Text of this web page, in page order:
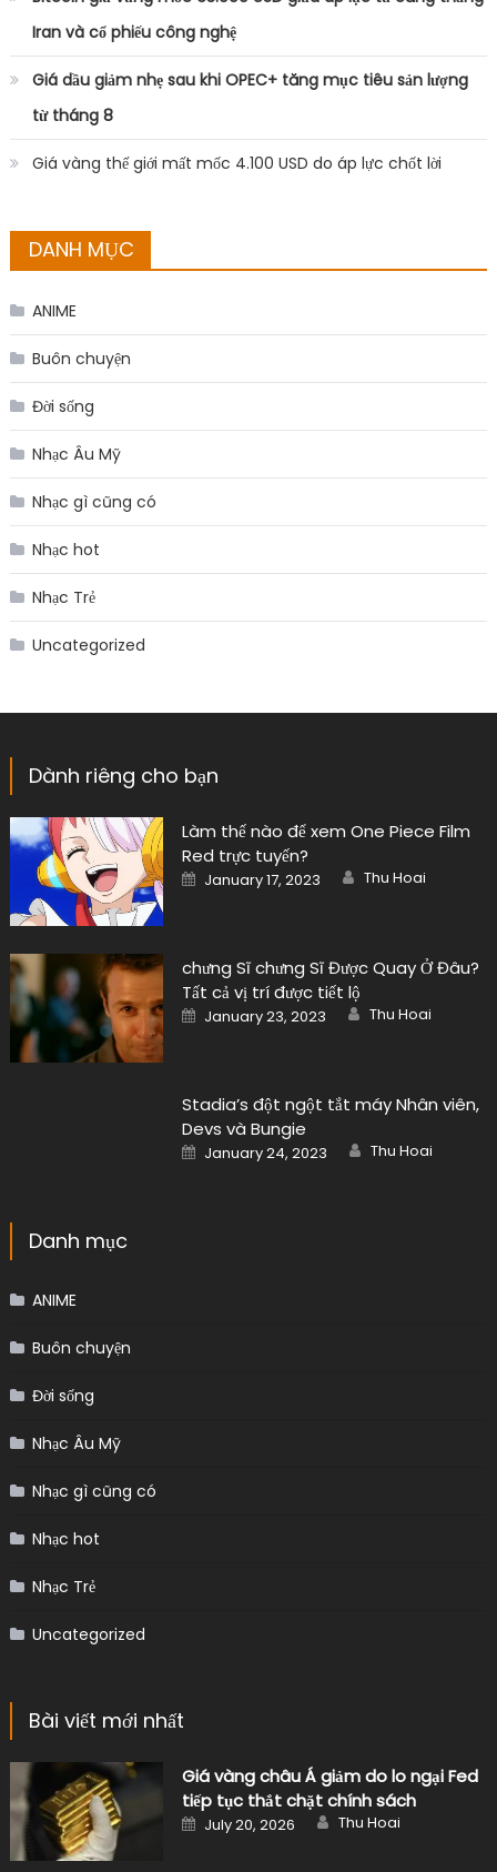
Iran và cổ phiếu công nghệ
Giá dầu giảm nhẹ sau khi OPEC+ tăng mục tiêu sản lượng
từ tháng 8
Giá vàng thế giới mất mốc 4.100 USD do áp lực chốt lời
DANH MỤC
ANIME
Buôn chuyện
Đời sống
Nhạc Âu Mỹ
Nhạc gì cũng có
Nhạc hot
Nhạc Trẻ
Uncategorized
Dành riêng cho bạn
Làm thế nào để xem One Piece Film
Red trực tuyến?
Posted
on
January 17, 2023 Author
Thu Hoai
chưng Sĩ chưng Sĩ Được Quay Ở Đâu?
Tất cả vị trí được tiết lộ
Posted
on
January 23, 2023 Author
Thu Hoai
Stadia’s đột ngột tắt máy Nhân viên,
Devs và Bungie
Posted
on
January 24, 2023 Author
Thu Hoai
Danh mục
ANIME
Buôn chuyện
Đời sống
Nhạc Âu Mỹ
Nhạc gì cũng có
Nhạc hot
Nhạc Trẻ
Uncategorized
Bài viết mới nhất
Giá vàng châu Á giảm do lo ngại Fed
tiếp tục thắt chặt chính sách
Posted
on
July 20, 2026 Author
Thu Hoai